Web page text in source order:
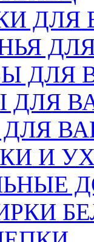
ДЛЯ
ДЛЯ
ДЛЯ
И